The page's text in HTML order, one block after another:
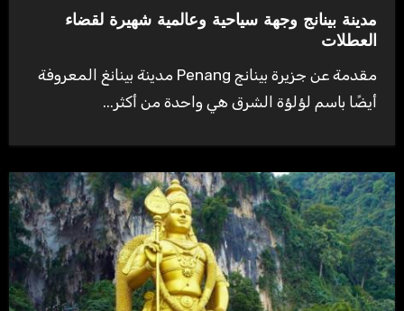
مدينة بينانج وجهة سياحية وعالمية شهيرة لقضاء
العطلات
مقدمة عن جزيرة بينانج Penang مدينة بينانغ المعروفة
أيضًا باسم لؤلؤة الشرق هي واحدة من أكثر...